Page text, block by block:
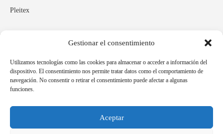
Gestionar el consentimiento
Utilizamos tecnologías como las cookies para almacenar o acceder a información del
dispositivo. El consentimiento nos permite tratar datos como el comportamiento de
navegación. No consentir o retirar el consentimiento puede afectar a algunas
funciones.
Aceptar
Pleitex
IdiomaEspañolCatalà